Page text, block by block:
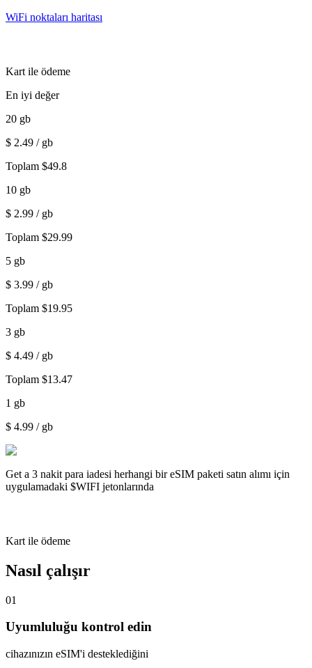
WiFi noktaları haritası
Kart ile ödeme
En iyi değer
20 gb
$ 2.49 / gb
Toplam $49.8
10 gb
$ 2.99 / gb
Toplam $29.99
5 gb
$ 3.99 / gb
Toplam $19.95
3 gb
$ 4.49 / gb
Toplam $13.47
1 gb
$ 4.99 / gb
Get a 3 nakit para iadesi herhangi bir eSIM paketi satın alımı için
uygulamadaki $WIFI jetonlarında
Kart ile ödeme
Nasıl çalışır
01
Uyumluluğu kontrol edin
cihazınızın eSIM'i desteklediğini